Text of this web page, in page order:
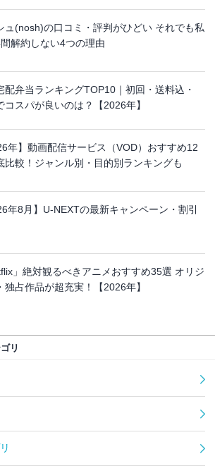
ュ(nosh)の口コミ・評判がひどい それでも私
解約しない4つの理由
配弁当ランキングTOP10｜初回・送料込・
コスパが良いのは？【2026年】
年】動画配信サービス（VOD）おすすめ12
比較！ジャンル別・目的別ランキングも
年8月】U-NEXTの最新キャンペーン・割引
」絶対観るべきアニメおすすめ35選 オリジ
独占作品が超充実！【2026年】
リ